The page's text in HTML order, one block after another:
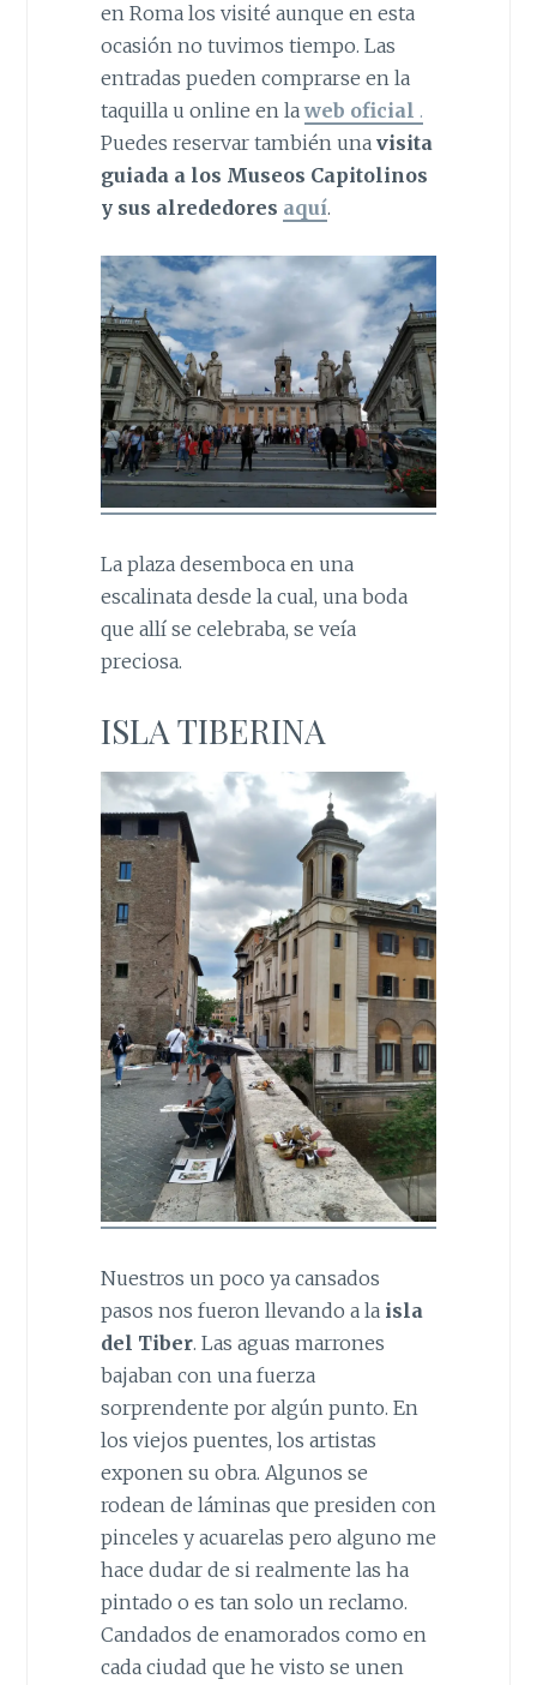
en Roma los visité aunque en esta
ocasión no tuvimos tiempo. Las
entradas pueden comprarse en la
taquilla u online en laweb oficial .
Puedes reservar también una visita
guiada a los Museos Capitolinos
y sus alrededores aquí.
La plaza desemboca en una
escalinata desde la cual, una boda
que allí se celebraba, se veía
preciosa.
ISLA TIBERINA
Nuestros un poco ya cansados
pasos nos fueron llevando a la isla
del Tiber. Las aguas marrones
bajaban con una fuerza
sorprendente por algún punto. En
los viejos puentes, los artistas
exponen su obra. Algunos se
rodean de láminas que presiden con
pinceles y acuarelas pero alguno me
hace dudar de si realmente las ha
pintado o es tan solo un reclamo.
Candados de enamorados como en
cada ciudad que he visto se unen